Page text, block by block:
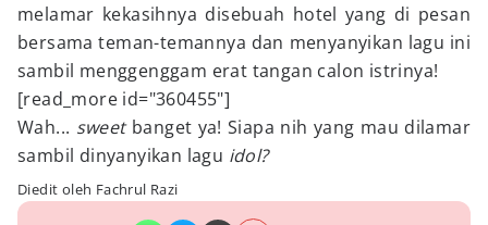
melamar kekasihnya disebuah hotel yang di pesan
bersama teman-temannya dan menyanyikan lagu ini
sambil menggenggam erat tangan calon istrinya!
[read_more id="360455"]
Wah... sweet banget ya! Siapa nih yang mau dilamar
sambil dinyanyikan lagu idol?
Diedit oleh Fachrul Razi